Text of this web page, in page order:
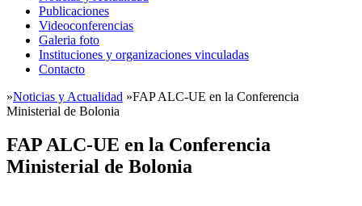
Publicaciones
Videoconferencias
Galeria foto
Instituciones y organizaciones vinculadas
Contacto
»Noticias y Actualidad »FAP ALC-UE en la Conferencia
Ministerial de Bolonia
FAP ALC-UE en la Conferencia
Ministerial de Bolonia